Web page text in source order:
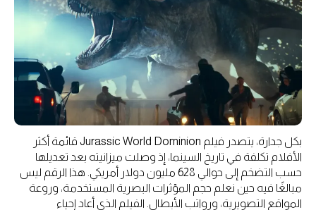
بكل جدارة، يتصدر فيلم Jurassic World Dominion قائمة أكثر
الأفلام تكلفة في تاريخ السينما، إذ وصلت ميزانيته بعد تعديلها
حسب التضخم إلى حوالي 628 مليون دولار أمريكي. هذا الرقم ليس
مبالغًا فيه حين نعلم حجم المؤثرات البصرية المستخدمة، وروعة
المواقع التصويرية، ورواتب الأبطال. الفيلم الذي أعاد إحياء